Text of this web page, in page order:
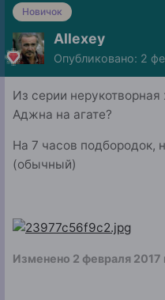
Новичок
Allexey
Опубликовано: 2
Из серии
Аджна на агате?
На 7 часов подбородок,
(обычный)
Изменено 2 февраля 2017